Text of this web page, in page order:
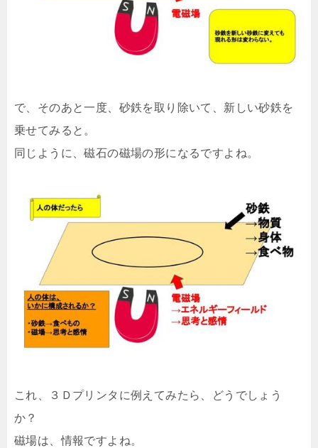
で、そのあと一度、砂鉄を取り除いて、新しい砂鉄を
乗せてみると。
同じように、磁石の磁場の形になるですよね。
これ、３Ｄプリンタに例えてみたら、どうでしょう
か？
磁場は、情報ですよね。